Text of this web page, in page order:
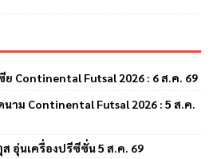
Continental Futsal 2026 : 6 ส.ค. 69
าม Continental Futsal 2026 : 5 ส.ค.
อุ่นเครื่องปรีซีซั่น 5 ส.ค. 69